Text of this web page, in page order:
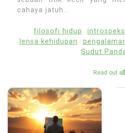
cahaya jatuh...
filosofi hidup
lensa kehidupan
Sudut
Read out all